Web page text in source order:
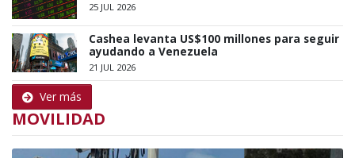
25 JUL 2026
Cashea levanta US$100 millones para seguir
ayudando a Venezuela
21 JUL 2026
Ver más
MOVILIDAD